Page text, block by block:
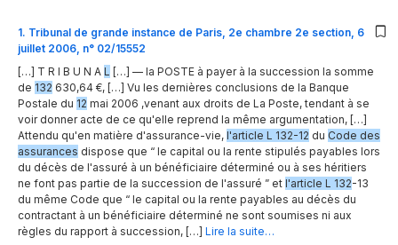
1. Tribunal de grande instance de Paris, 2e chambre 2e section, 6
juillet 2006, n° 02/15552
[…] T R I B U N A L […] — la POSTE à payer à la succession la somme
de 132 630,64 €, […] Vu les dernières conclusions de la Banque
Postale du 12 mai 2006 ,venant aux droits de La Poste, tendant à se
voir donner acte de ce qu'elle reprend la même argumentation, […]
Attendu qu'en matière d'assurance-vie, l'article L 132-12 du Code des
assurances dispose que “ le capital ou la rente stipulés payables lors
du décès de l'assuré à un bénéficiaire déterminé ou à ses héritiers
ne font pas partie de la succession de l'assuré ” et l'article L 132-13
du même Code que “ le capital ou la rente payables au décès du
contractant à un bénéficiaire déterminé ne sont soumises ni aux
règles du rapport à succession, […] Lire la suite…